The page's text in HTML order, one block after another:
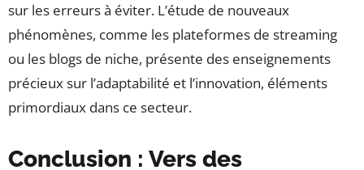
sur les erreurs à éviter. L’étude de nouveaux
phénomènes, comme les plateformes de streaming
ou les blogs de niche, présente des enseignements
précieux sur l’adaptabilité et l’innovation, éléments
primordiaux dans ce secteur.
Conclusion : Vers des